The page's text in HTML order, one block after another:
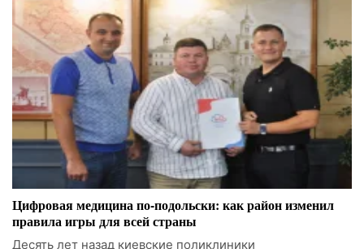
Цифровая медицина по-подольски: как район изменил
правила игры для всей страны
Десять лет назад киевские поликлиники